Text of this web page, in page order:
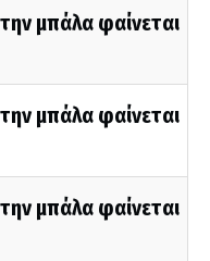
μπάλα φαίνεται
μπάλα φαίνεται
μπάλα φαίνεται